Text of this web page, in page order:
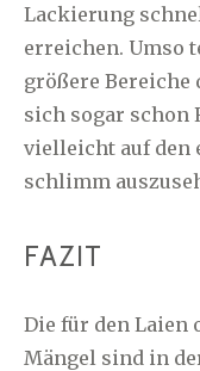
Lackierung
erreichen. Umso
größere Bereiche
sich sogar schon
vielleicht auf den
schlimm
FAZIT
Die für den Laien
Mängel sind in